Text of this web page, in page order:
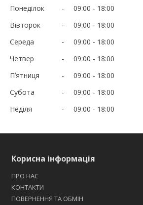
Понеділок 09:00
18:00
Вівторок
09:00
18:00
Середа
09:00
18:00
Четвер
09:00
18:00
Пʼятниця
09:00
18:00
Субота
09:00
18:00
Неділя
09:00 18:00
Корисна інформація
ПРО НАС
КОНТАКТИ
ПОВЕРНЕННЯ ТА ОБМІН